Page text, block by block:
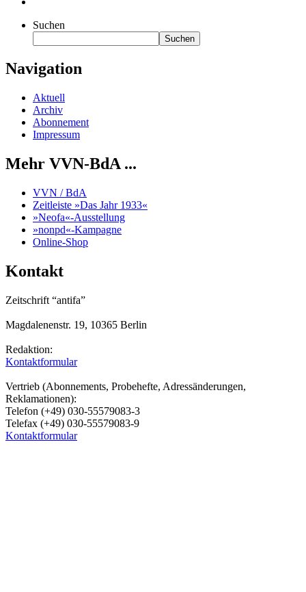
Suchen
Suchen
Navigation
Aktuell
Archiv
Abonnement
Impressum
Mehr VVN-BdA ...
VVN / BdA
Zeitleiste »Das Jahr 1933«
»Neofa«-Ausstellung
»nonpd«-Kampagne
Online-Shop
Kontakt
Zeitschrift “antifa”
Magdalenenstr. 19, 10365 Berlin
Redaktion:
Kontaktformular
Vertrieb (Abonnements, Probehefte, Adressänderungen,
Reklamationen):
Telefon (+49) 030-55579083-3
Telefax (+49) 030-55579083-9
Kontaktformular